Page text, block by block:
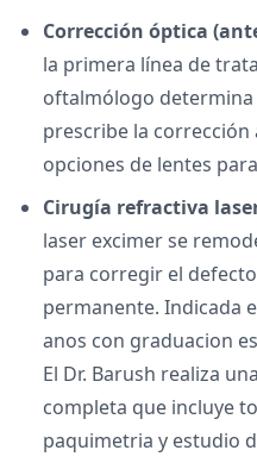
Corrección óptica
la primera línea de
oftalmólogo determina
prescribe la corrección
opciones de lentes
Cirugía refractiva
laser excimer se
para corregir el
permanente. Indicada
anos con graduacion
El Dr. Barush realiza
completa que incluye
paquimetria y estudio